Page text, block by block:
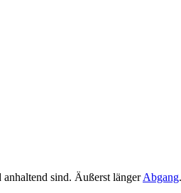
sind. Äußerst längerAbgang.